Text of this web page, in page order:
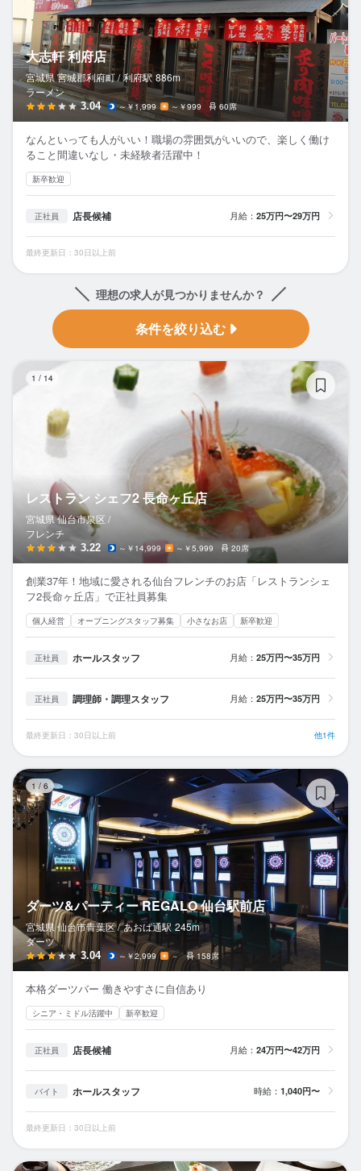
大志軒 利府店
宮城県 宮城郡利府町 / 利府駅 886m
ラーメン
3.04 ～￥1,999 ～￥999 60席
なんといっても人がいい！職場の雰囲気がいいので、楽しく働け
ること間違いなし・未経験者活躍中！
新卒歓迎
正社員 店長候補 月給： 25万円〜29万円
最終更新日：30日以上前
理想の求人が見つかりませんか？
条件を絞り込む
1 / 14
レストラン シェフ2 長命ヶ丘店
宮城県 仙台市泉区 /
フレンチ
3.22 ～￥14,999 ～￥5,999 20席
創業37年！地域に愛される仙台フレンチのお店「レストランシェ
フ2長命ヶ丘店」で正社員募集
個人経営 オープニングスタッフ募集 小さなお店 新卒歓迎
正社員 ホールスタッフ 月給： 25万円〜35万円
正社員 調理師・調理スタッフ 月給： 25万円〜35万円
最終更新日：30日以上前 他1件
1 / 6
ダーツ&パーティー REGALO 仙台駅前店
宮城県 仙台市青葉区 / あおば通駅 245m
ダーツ
3.04 ～￥2,999 － 158席
本格ダーツバー 働きやすさに自信あり
シニア・ミドル活躍中 新卒歓迎
正社員 店長候補 月給： 24万円〜42万円
バイト ホールスタッフ 時給： 1,040円〜
最終更新日：30日以上前